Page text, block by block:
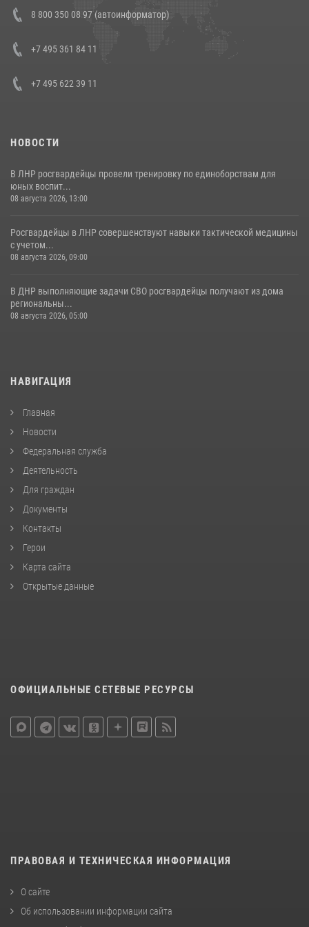
Состоялась рабочая встреча директора Росгвардии Героя России
генерала армии Виктора Золотова с заместителем полномочного
представителя Президента Российской Федерации в Северо-
Кавказском федеральном округе Виталием Кузнецовым
8 800 350 08 97 (автоинформатор)
+7 495 361 84 11
+7 495 622 39 11
НОВОСТИ
В ЛНР росгвардейцы провели тренировку по единоборствам для
юных воспит...
08 августа 2026, 13:00
Росгвардейцы в ЛНР совершенствуют навыки тактической медицины
с учетом...
08 августа 2026, 09:00
В ДНР выполняющие задачи СВО росгвардейцы получают из дома
региональны...
08 августа 2026, 05:00
НАВИГАЦИЯ
Главная
Новости
Федеральная служба
Деятельность
Для граждан
Документы
Контакты
Герои
Карта сайта
Открытые данные
ОФИЦИАЛЬНЫЕ СЕТЕВЫЕ РЕСУРСЫ
ПРАВОВАЯ И ТЕХНИЧЕСКАЯ ИНФОРМАЦИЯ
О сайте
Об использовании информации сайта